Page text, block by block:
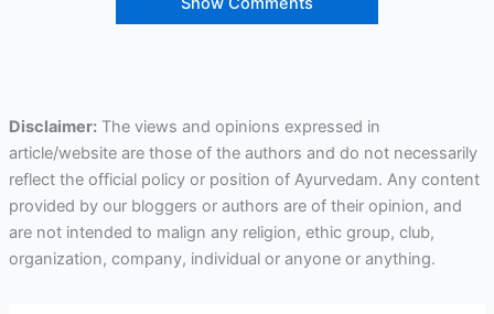
Disclaimer:The views and opinions expressed in
article/website are those of the authors and do not necessarily
reflect the official policy or position of Ayurvedam. Any content
provided by our bloggers or authors are of their opinion, and
are not intended to malign any religion, ethic group, club,
organization, company, individual or anyone or anything.